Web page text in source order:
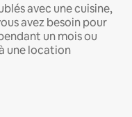
avec une cuisine,
avez besoin pour
un mois ou
une location